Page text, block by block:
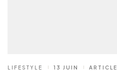
LIFESTYLE 13 JUIN ARTICLE